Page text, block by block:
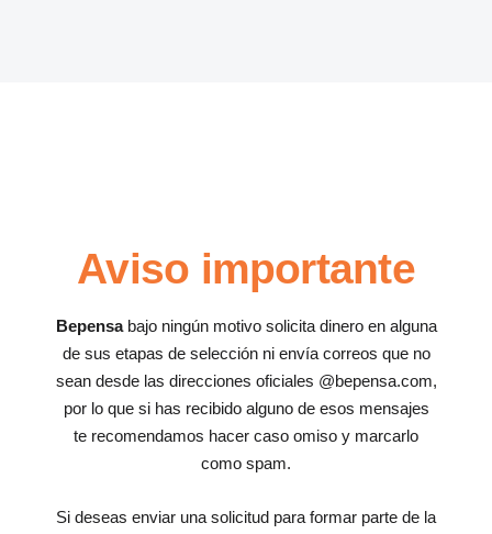
Aviso importante
Bepensabajo ningún motivo solicita dinero en alguna
de sus etapas de selección ni envía correos que no
sean desde las direcciones oficiales @bepensa.com,
por lo que si has recibido alguno de esos mensajes
te recomendamos hacer caso omiso y marcarlo
como spam.
Si deseas enviar una solicitud para formar parte de la